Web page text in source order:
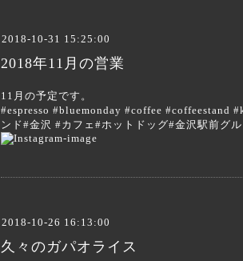
2018-10-31 15:25:00
2018年11月の営業
11月の予定です。
#espresso #bluemonday #coffee #coffeestand
ンド#金沢 #カフェ#ホットドッグ#金沢駅前グ
2018-10-26 16:13:00
久々のガパオライス